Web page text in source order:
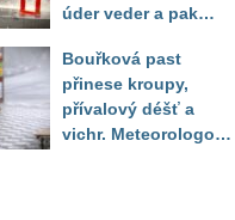
úder veder a pak
teplot
Bouřková past
přinese kroupy,
přívalový déšť a
vichr. Meteorologové